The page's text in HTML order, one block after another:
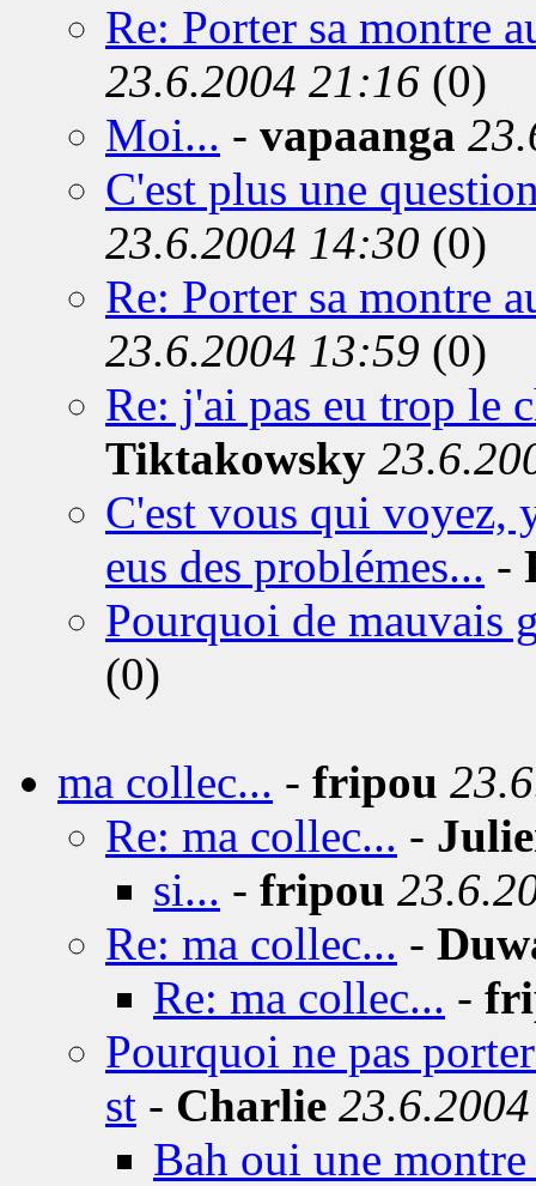
Re: Porter sa montre
23.6.2004 21:16 (0)
Moi... - vapaanga
C'est plus une
23.6.2004 14:30 (0)
Re: Porter sa montre
23.6.2004 13:59 (0)
Re: j'ai pas eu trop le
Tiktakowsky
C'est vous qui voyez,
eus des problémes... -
Pourquoi de mauvais
(0)
ma collec... - fripou
Re: ma collec... -
si... - fripou
Re: ma collec... -
Re: ma collec... -
Pourquoi ne pas
st - Charlie
Bah oui une